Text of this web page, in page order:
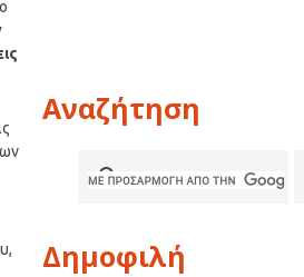
Αναζήτηση
Δημοφιλή